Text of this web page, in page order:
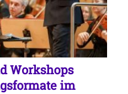
Workshops
im